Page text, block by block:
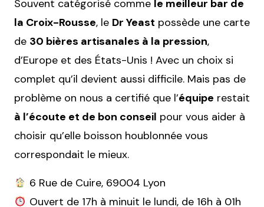
Souvent catégorisé comme le meilleur bar de
la Croix-Rousse, le Dr Yeast possède une carte
de 30 bières artisanales à la pression,
d’Europe et des États-Unis ! Avec un choix si
complet qu’il devient aussi difficile. Mais pas de
problème on nous a certifié que l’équipe restait
à l’écoute et de bon conseil pour vous aider à
choisir qu’elle boisson houblonnée vous
correspondait le mieux.
6 Rue de Cuire, 69004 Lyon
Ouvert de 17h à minuit le lundi, de 16h à 01h